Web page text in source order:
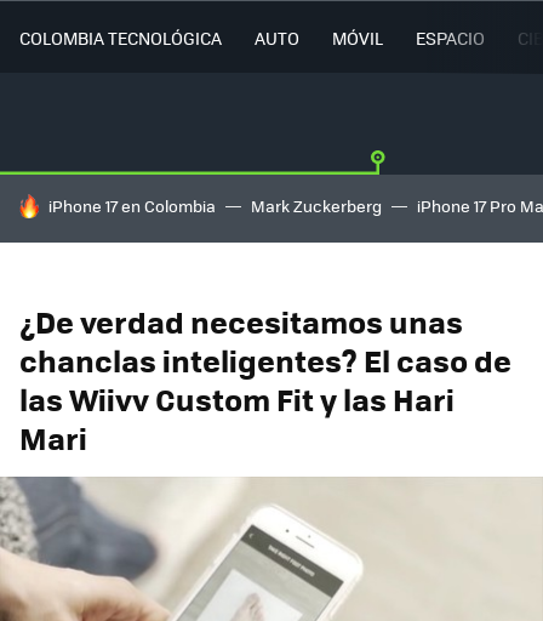
COLOMBIA TECNOLÓGICA AUTO MÓVIL ESPACIO
HOY SE HABLA DE
iPhone 17 en Colombia Mark Zuckerberg iPhone 17 Pro
¿De verdad necesitamos unas
chanclas inteligentes? El caso de
las Wiivv Custom Fit y las Hari
Mari